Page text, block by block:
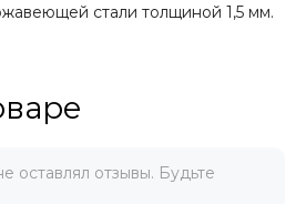
стали толщиной 1,5 мм.
оставлял отзывы. Будьте